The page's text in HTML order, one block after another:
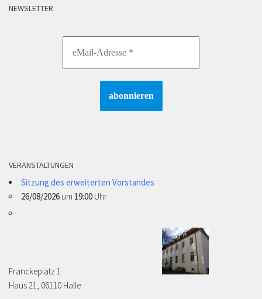
NEWSLETTER
VERANSTALTUNGEN
Sitzung des erweiterten Vorstandes
26/08/2026 um 19:00 Uhr
Franckeplatz 1 ­­­­
Haus 21, 06110 Halle